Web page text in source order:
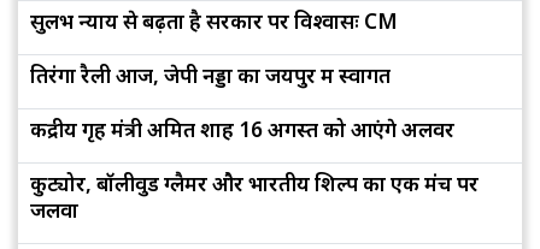
सुलभ न्याय से बढ़ता है सरकार पर विश्वासः CM
तिरंगा रैली आज, जेपी नड्डा का जयपुर में स्वागत
केंद्रीय गृह मंत्री अमित शाह 16 अगस्त को आएंगे अलवर
कुट्योर, बॉलीवुड ग्लैमर और भारतीय शिल्प का एक मंच पर
जलवा